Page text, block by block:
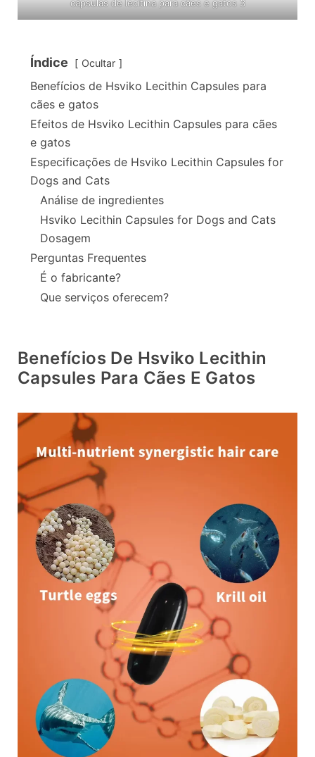
cápsulas de lecitina para cães e gatos 3
Índice Ocultar
Benefícios de Hsviko Lecithin Capsules para
cães e gatos
Efeitos de Hsviko Lecithin Capsules para cães
e gatos
Especificações de Hsviko Lecithin Capsules for
Dogs and Cats
Análise de ingredientes
Hsviko Lecithin Capsules for Dogs and Cats
Dosagem
Perguntas Frequentes
É o fabricante?
Que serviços oferecem?
Benefícios De Hsviko Lecithin
Capsules Para Cães E Gatos